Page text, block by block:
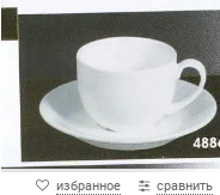
избранное сравнить